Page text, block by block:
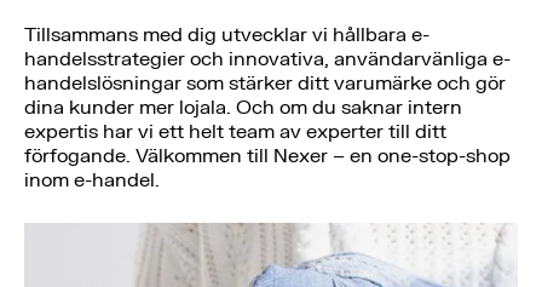
Tillsammans med dig utvecklar vi hållbara e-
handelsstrategier och innovativa, användarvänliga e-
handelslösningar som stärker ditt varumärke och gör
dina kunder mer lojala. Och om du saknar intern
expertis har vi ett helt team av experter till ditt
förfogande. Välkommen till Nexer – en one-stop-shop
inom e-handel.